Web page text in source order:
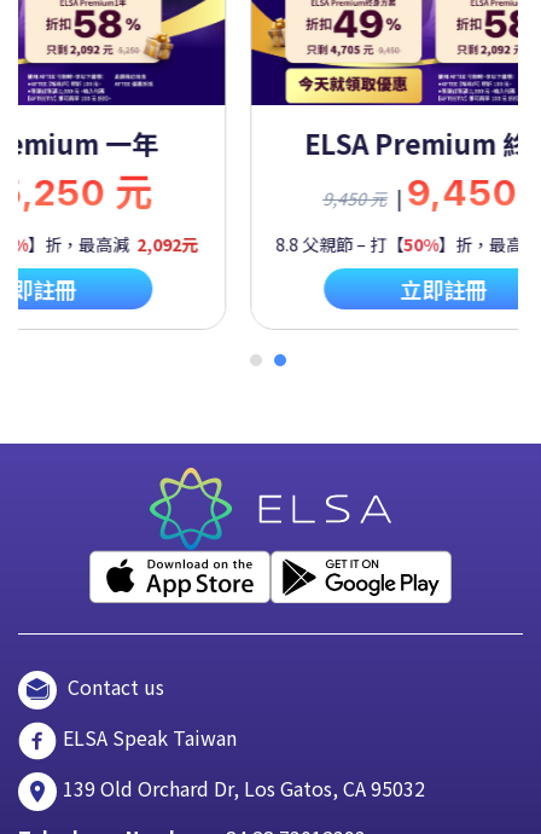
一年
元
】折，最高減 2,092元
即註冊
ELSA Premium 終
9,450 元 | 9,450
8.8 父親節 – 打【50%】折，最高
立即註冊
Contact us
ELSA Speak Taiwan
139 Old Orchard Dr, Los Gatos, CA 95032